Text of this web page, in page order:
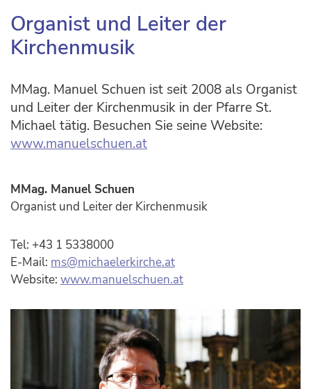
Organist und Leiter der
Kirchenmusik
MMag. Manuel Schuen ist seit 2008 als Organist
und Leiter der Kirchenmusik in der Pfarre St.
Michael tätig. Besuchen Sie seine Website:
www.manuelschuen.at
MMag. Manuel Schuen
Organist und Leiter der Kirchenmusik
Tel: +43 1 5338000
E-Mail: ms@michaelerkirche.at
Website: www.manuelschuen.at